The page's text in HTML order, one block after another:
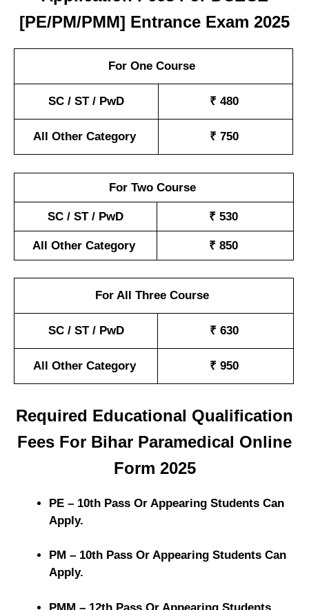
[PE/PM/PMM] Entrance Exam 2025
For One Course
SC / ST / PwD ₹ 480
All Other Category ₹ 750
For Two Course
SC / ST / PwD ₹ 530
All Other Category ₹ 850
For All Three Course
SC / ST / PwD ₹ 630
All Other Category ₹ 950
Required Educational Qualification
Fees For Bihar Paramedical Online
Form 2025
PE – 10th Pass Or Appearing Students Can
Apply.
PM – 10th Pass Or Appearing Students Can
Apply.